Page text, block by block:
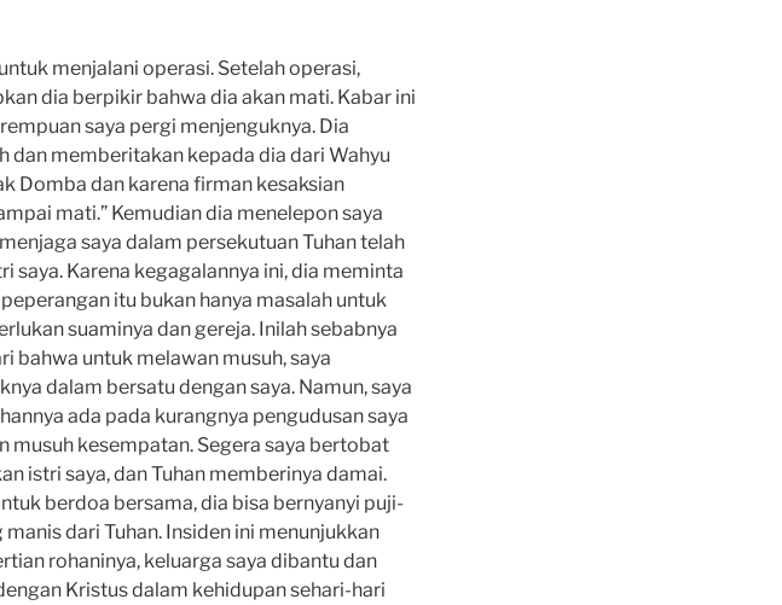
menjalani operasi. Setelah operasi,
dia berpikir bahwa dia akan mati. Kabar ini
saya pergi menjenguknya. Dia
dan memberitakan kepada dia dari Wahyu
Domba dan karena firman kesaksian
mati.” Kemudian dia menelepon saya
saya dalam persekutuan Tuhan telah
Karena kegagalannya ini, dia meminta
itu bukan hanya masalah untuk
suaminya dan gereja. Inilah sebabnya
bahwa untuk melawan musuh, saya
dalam bersatu dengan saya. Namun, saya
ada pada kurangnya pengudusan saya
musuh kesempatan. Segera saya bertobat
istri saya, dan Tuhan memberinya damai.
berdoa bersama, dia bisa bernyanyi puji-
dari Tuhan. Insiden ini menunjukkan
rohaninya, keluarga saya dibantu dan
Kristus dalam kehidupan sehari-hari